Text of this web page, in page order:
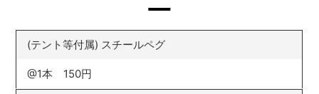
(テント等付属) スチールペグ
@1本 150円